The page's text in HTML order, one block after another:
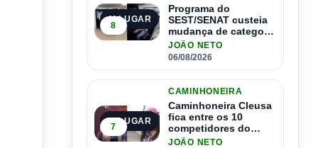
4º LUGAR
8
Programa do
SEST/SENAT custeia
mudança de categoria
da CNH; saiba como
se inscrever
JOÃO NETO
06/08/2026
5º LUGAR
7
CAMINHONEIRA
Caminhoneira Cleusa
fica entre os 10
competidores do
Master Driver Brasil
JOÃO NETO